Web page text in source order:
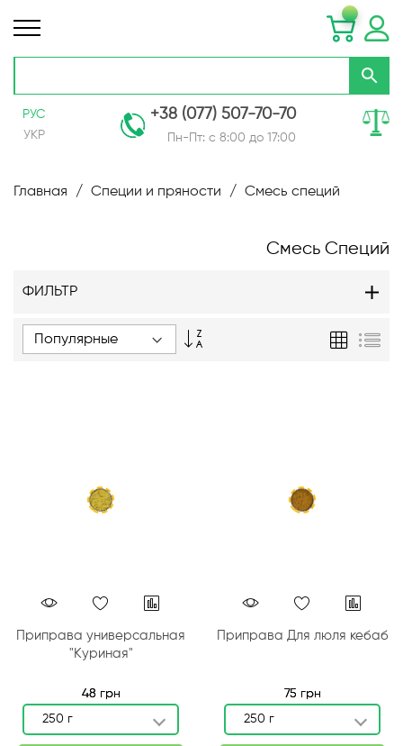
РУС
УКР
+38 (077) 507-70-70
Пн-Пт: с 8:00 до 17:00
Главная Специи и пряности Смесь специй
Смесь Специй
ФИЛЬТР
направление
Сетка
Приправа универсальная
"Куриная"
48 грн
250 г
Приправа Для люля кебаб
75 грн
250 г